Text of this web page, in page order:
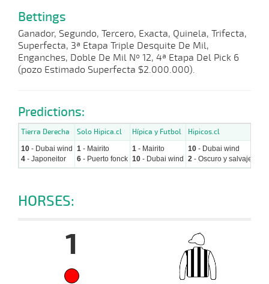
Bettings
Ganador, Segundo, Tercero, Exacta, Quinela, Trifecta,
Superfecta, 3ª Etapa Triple Desquite De Mil,
Enganches, Doble De Mil Nº 12, 4ª Etapa Del Pick 6
(pozo Estimado Superfecta $2.000.000).
Predictions:
Tierra Derecha Solo Hipica.cl Hípica y Futbol Hipicos.cl
10 - Dubai wind
4 - Japoneitor
1 - Mairito
6 - Puerto fonck
1 - Mairito
10 - Dubai wind
10 - Dubai wind
2 - Oscuro y salvaje
HORSES:
1